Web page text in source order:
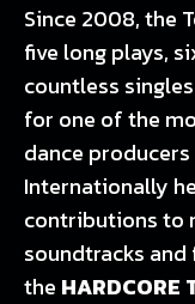
Since 2008, the
five long plays,
countless
for one of the
dance
Internationally
contributions to
soundtracks
the HARDCORE